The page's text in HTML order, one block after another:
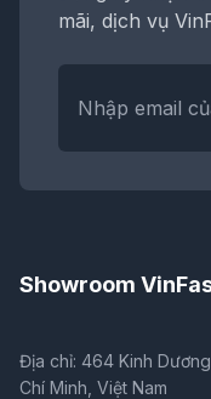
mãi, dịch vụ
Showroom
Địa chỉ: 464 Kinh
Chí Minh, Việt Nam